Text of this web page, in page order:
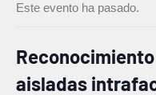
Este evento ha pasado.
aisladas